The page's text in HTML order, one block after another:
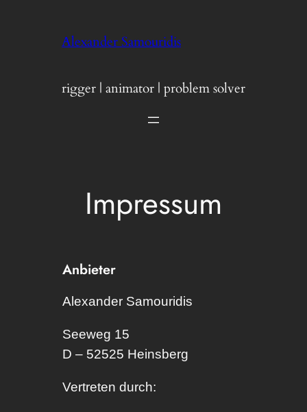
Alexander Samouridis
rigger | animator | problem solver
Impressum
Anbieter
Alexander Samouridis
Seeweg 15
D – 52525 Heinsberg
Vertreten durch: